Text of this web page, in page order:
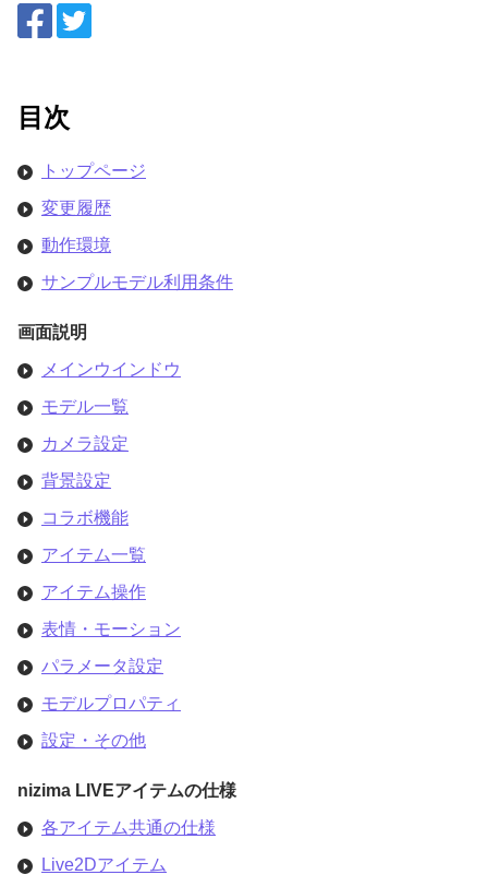
目次
トップページ
変更履歴
動作環境
サンプルモデル利用条件
画面説明
メインウインドウ
モデル一覧
カメラ設定
背景設定
コラボ機能
アイテム一覧
アイテム操作
表情・モーション
パラメータ設定
モデルプロパティ
設定・その他
nizima LIVEアイテムの仕様
各アイテム共通の仕様
Live2Dアイテム